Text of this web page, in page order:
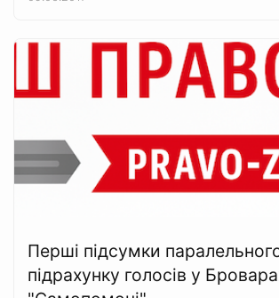
Перші підсумки
підрахунку голосів у